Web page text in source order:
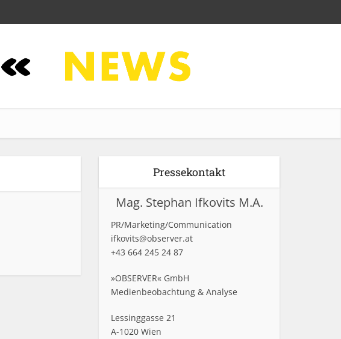
Pressekontakt
Mag. Stephan Ifkovits M.A.
PR/Marketing/Communication
ifkovits@observer.at
+43 664 245 24 87
»OBSERVER« GmbH
Medienbeobachtung & Analyse
Lessinggasse 21
A-1020 Wien